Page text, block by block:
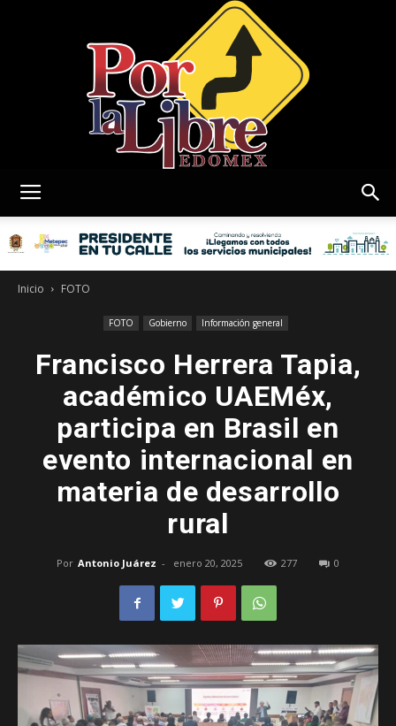
Libre
Edomex
Inicio FOTO
FOTO Gobierno Información general
Francisco Herrera Tapia,
académico UAEMéx,
participa en Brasil en
evento internacional en
materia de desarrollo
rural
Por Antonio Juárez - enero 20, 2025 277 0